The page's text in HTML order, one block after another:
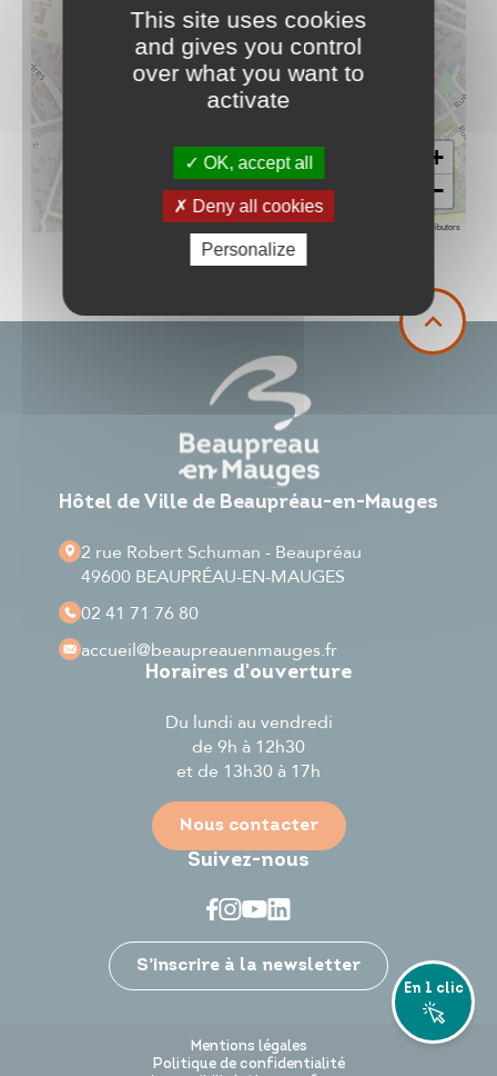
Je participe
+
−
Leaflet contributors
Hôtel de Ville de Beaupréau-en-Mauges
2 rue Robert Schuman - Beaupréau
49600 BEAUPRÉAU-EN-MAUGES
02 41 71 76 80
accueil@beaupreauenmauges.fr
Horaires d'ouverture
Du lundi au vendredi
de 9h à 12h30
et de 13h30 à 17h
Nous contacter
Suivez-nous
S’inscrire à la newsletter
Mentions légales
Politique de confidentialité
En 1 clic
This site uses cookies
and gives you control
over what you want to
activate
OK, accept all
Deny all cookies
Personalize